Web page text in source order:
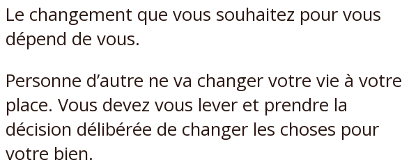
Le changement que vous souhaitez pour vous
dépend de vous.
Personne d’autre ne va changer votre vie à votre
place. Vous devez vous lever et prendre la
décision délibérée de changer les choses pour
votre bien.